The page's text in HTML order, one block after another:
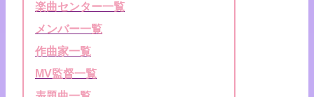
楽曲センター一覧
メンバー一覧
作曲家一覧
MV監督一覧